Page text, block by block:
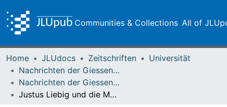
Communities & Collections All of
Home JLUdocs Zeitschriften
Universität
Nachrichten der Giessener Hochschulgesellschaft
Nachrichten der Giessener Hochschulgesellschaft Vol. 26 (1957)
Justus Liebig und die Medizin